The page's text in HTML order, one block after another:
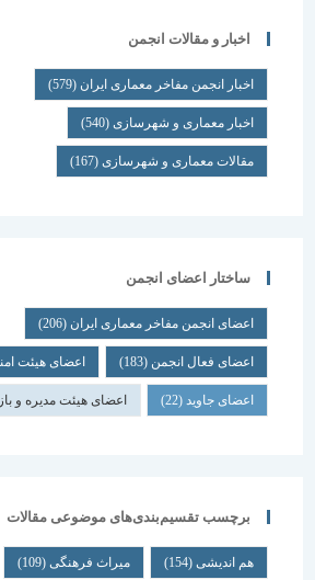
اخبار و مقالات انجمن
اخبار انجمن مفاخر معماری ایران (579)
اخبار معماری و شهرسازی(540)
مقالات معماری و شهرسازی(167)
ساختار اعضای انجمن
اعضای انجمن مفاخر معماری ایران (206)
اعضای فعال انجمن(183) اعضای هیئت امنا(42)
اعضای جاوید(22) اعضای هیئت مدیره و بازرسان(7)
برچسب تقسیم‌بندی‌های موضوعی مقالات
هم اندیشی (154) میراث فرهنگی (109)